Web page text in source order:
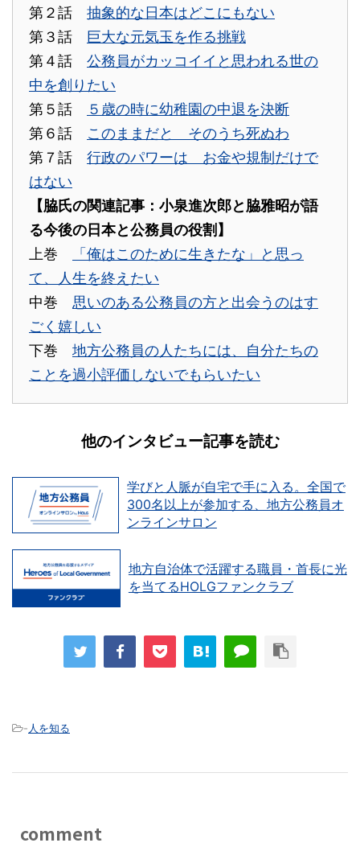
第２話 抽象的な日本はどこにもない
第３話 巨大な元気玉を作る挑戦
第４話 公務員がカッコイイと思われる世の
中を創りたい
第５話
５歳の時に幼稚園の中退を決断
第６話 このままだと そのうち死ぬわ
第７話 行政のパワーは お金や規制だけで
はない
【脇氏の関連記事：小泉進次郎と脇雅昭が語
る今後の日本と公務員の役割】
上巻
「俺はこのために生きたな」と思っ
て、人生を終えたい
中巻 思いのある公務員の方と出会うのはす
ごく嬉しい
下巻 地方公務員の人たちには、自分たちの
ことを過小評価しないでもらいたい
他のインタビュー記事を読む
学びと人脈が自宅で手に入る。全国で
300名以上が参加する、地方公務員オ
ンラインサロン
地方自治体で活躍する職員・首長に光
を当てるHOLGファンクラブ
- 人を知る
comment